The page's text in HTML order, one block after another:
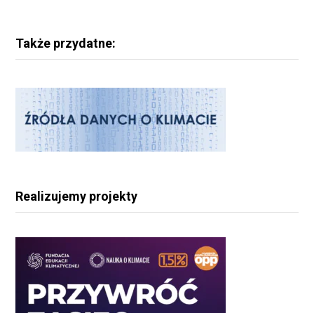
Także przydatne:
Realizujemy projekty